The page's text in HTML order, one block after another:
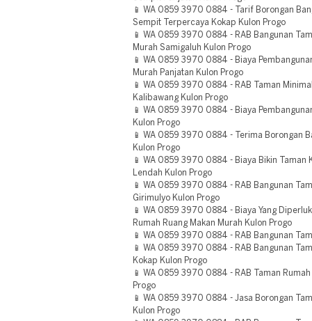
📱 WA 0859 3970 0884 - Tarif Borongan
Sempit Terpercaya Kokap Kulon Progo
📱 WA 0859 3970 0884 - RAB Bangunan
Murah Samigaluh Kulon Progo
📱 WA 0859 3970 0884 - Biaya
Murah Panjatan Kulon Progo
📱 WA 0859 3970 0884 - RAB Taman
Kalibawang Kulon Progo
📱 WA 0859 3970 0884 - Biaya
Kulon Progo
📱 WA 0859 3970 0884 - Terima Borongan
Kulon Progo
📱 WA 0859 3970 0884 - Biaya Bikin Taman
Lendah Kulon Progo
📱 WA 0859 3970 0884 - RAB Bangunan
Girimulyo Kulon Progo
📱 WA 0859 3970 0884 - Biaya Yang
Rumah Ruang Makan Murah Kulon Progo
📱 WA 0859 3970 0884 - RAB Bangunan
📱 WA 0859 3970 0884 - RAB Bangunan
Kokap Kulon Progo
📱 WA 0859 3970 0884 - RAB Taman
Progo
📱 WA 0859 3970 0884 - Jasa Borongan
Kulon Progo